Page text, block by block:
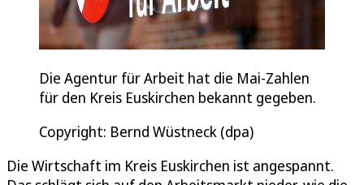
Die Agentur für Arbeit hat die Mai-Zahlen
für den Kreis Euskirchen bekannt gegeben.
Copyright: Bernd Wüstneck (dpa)
Die Wirtschaft im Kreis Euskirchen ist angespannt.